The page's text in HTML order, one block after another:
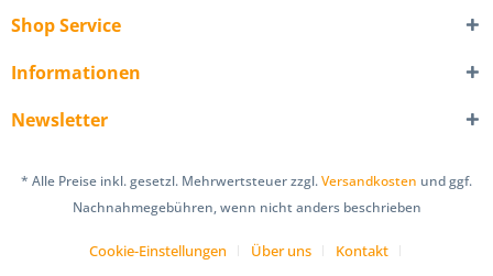
Shop Service
Informationen
Newsletter
* Alle Preise inkl. gesetzl. Mehrwertsteuer zzgl.Versandkosten und ggf.
Nachnahmegebühren, wenn nicht anders beschrieben
Cookie-Einstellungen Über uns
Kontakt